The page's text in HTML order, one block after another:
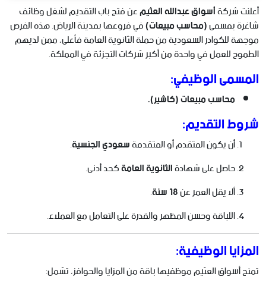
أعلنت شركةأسواق عبدالله العثيمعن فتح باب التقديم لشغل وظائف
شاغرة بمسمى(محاسب مبيعات)في فروعها بمدينة الرياض. هذه الفرص
موجهة للكوادر السعودية من حملة الثانوية العامة فأعلى، ممن لديهم
الطموح للعمل في واحدة من أكبر شركات التجزئة في المملكة.
المسمى الوظيفي:
محاسب مبيعات (كاشير).
شروط التقديم:
أن يكون المتقدم أو المتقدمةسعودي الجنسية.
حاصل على شهادةالثانوية العامةكحد أدنى.
ألا يقل العمر عن18 سنة
.
اللباقة وحسن المظهر والقدرة على التعامل مع العملاء.
المزايا الوظيفية:
تمنح أسواق العثيم موظفيها باقة من المزايا والحوافز، تشمل: